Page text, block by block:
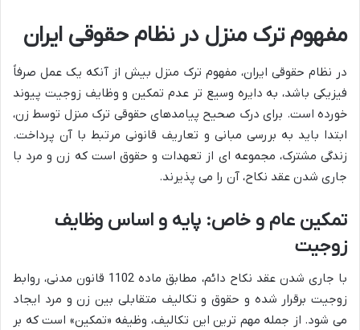
مفهوم ترک منزل در نظام حقوقی ایران
در نظام حقوقی ایران، مفهوم ترک منزل بیش از آنکه یک عمل صرفاً
فیزیکی باشد، به دایره وسیع تر عدم تمکین و وظایف زوجیت پیوند
خورده است. برای درک صحیح پیامدهای حقوقی ترک منزل توسط زن،
ابتدا باید به بررسی مبانی و تعاریف قانونی مرتبط با آن پرداخت.
زندگی مشترک، مجموعه ای از تعهدات و حقوق است که زن و مرد با
جاری شدن عقد نکاح، آن را می پذیرند.
تمکین عام و خاص: پایه و اساس وظایف
زوجیت
با جاری شدن عقد نکاح دائم، مطابق ماده 1102 قانون مدنی، روابط
زوجیت برقرار شده و حقوق و تکالیف متقابلی بین زن و مرد ایجاد
می شود. از جمله مهم ترین این تکالیف، وظیفه «تمکین» است که بر